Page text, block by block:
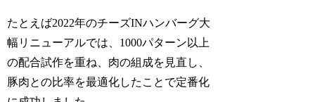
たとえば2022年のチーズINハンバーグ大
幅リニューアルでは、1000パターン以上
の配合試作を重ね、肉の組成を見直し、
豚肉との比率を最適化したことで定番化